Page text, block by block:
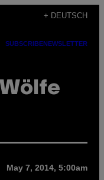
+ DEUTSCH
SUBSCRIBENEWSLETTER
May 7, 2014, 5:00am